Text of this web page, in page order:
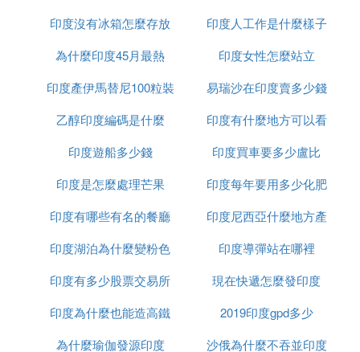
自然的一隅。
連蘭蔻都為它傾心？
上過《國家地理雜志》的封面，也曾引得蘭蔻將選作
新品口紅廣告背景，這一汪汪浪漫的粉紅色，真真是
「上帝遺落的小玫瑰」。
北粉湖的嗜鹽藻類
是60公里長的赫特河的入海口。但在史前，赫特河改
變了河道，環繞著的海灘沙丘把它和印度洋隔離開，
的問題
印度沒有冰箱怎麼存放
食物
印度人工作是什麼樣子
為什麼印度45月最熱
印度女性怎麼站立
印度產伊馬替尼100粒裝
多少錢
易瑞沙在印度賣多少錢
一粒
乙醇印度編碼是什麼
印度有什麼地方可以看
到太陽
印度遊船多少錢
印度買車要多少盧比
印度是怎麼處理芒果
印度每年要用多少化肥
印度有哪些有名的餐廳
印度尼西亞什麼地方產
榴槤
印度湖泊為什麼變粉色
印度導彈站在哪裡
印度有多少股票交易所
現在快遞怎麼發印度
印度為什麼也能造高鐵
2019印度gpd多少
為什麼瑜伽發源印度
沙俄為什麼不吞並印度